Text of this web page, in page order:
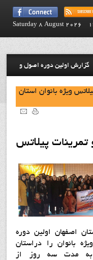
Saturday 8 August 2026
گزارش اولین دوره اصول و
ویژه بانوان استان
پیلاتس
اصفهان اولین دوره
بانوان را دراستان
به مدت سه روز از